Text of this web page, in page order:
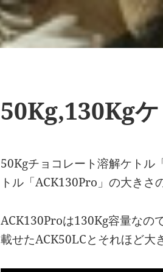
50Kg,130Kg
50Kgチョコレート溶解ケトル
トル「ACK130Pro」の大きさ
ACK130Proは130Kg容量なの
載せたACK50LCとそれほど大